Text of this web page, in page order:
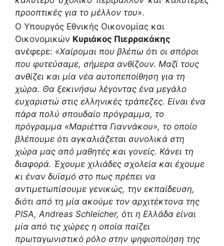
προοπτικές για το μέλλον του».
Ο Υπουργός Εθνικής Οικονομίας και
Οικονομικών Κυριάκος Πιερρακάκης
ανέφερε: «Χαίρομαι που βλέπω ότι οι σπόροι
που φυτεύσαμε, σήμερα ανθίζουν. Μαζί τους
ανθίζει και μία νέα αυτοπεποίθηση για τη
χώρα. Θα ξεκινήσω λέγοντας ένα μεγάλο
ευχαριστώ στις ελληνικές τράπεζες. Είναι ένα
πάρα πολύ σπουδαίο πρόγραμμα, το
πρόγραμμα «Μαριέττα Γιαννάκου», το οποίο
βλέπουμε ότι αγκαλιάζεται συνολικά στη
χώρα μας από μαθητές και γονείς. Κάνει τη
διαφορά. Έχουμε χιλιάδες σχολεία και έχουμε
κι έναν δυϊσμό στο πως πρέπει να
αντιμετωπίσουμε γενικώς, την εκπαίδευση,
διότι από τη μία ακούμε τον αρχιτέκτονα της
PISA, Andreas Schleicher, ότι η Ελλάδα είναι
μία από τις χώρες η οποία παίζει
πρωταγωνιστικό ρόλο στην ψηφιοποίηση της